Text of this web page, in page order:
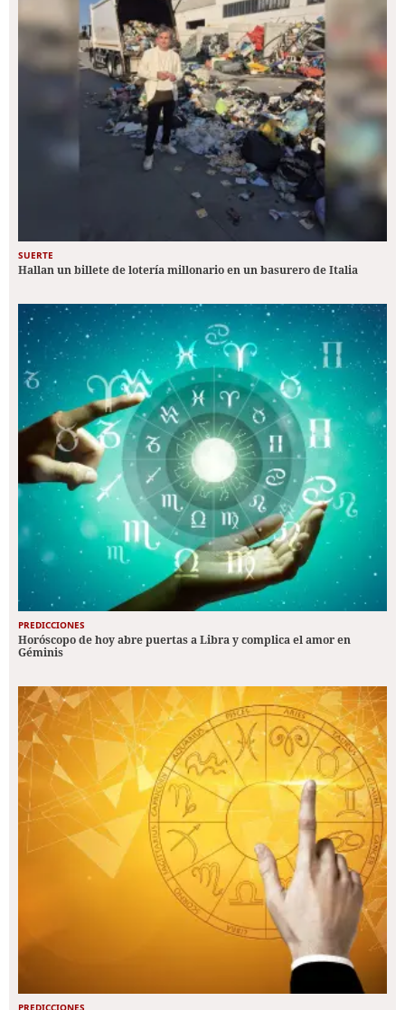
SUERTE
Hallan un billete de lotería millonario en un basurero de Italia
PREDICCIONES
Horóscopo de hoy abre puertas a Libra y complica el amor en
Géminis
PREDICCIONES